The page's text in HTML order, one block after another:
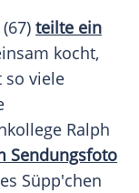
(67) teilte ein
kocht,
so viele
Ralph
Sendungsfoto
Süpp'chen